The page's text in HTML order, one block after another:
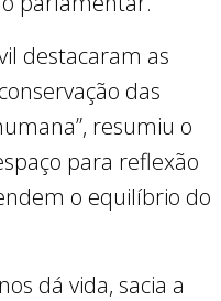
destacaram as
das
resumiu o
para reflexão
o equilíbrio do
dá vida, sacia a